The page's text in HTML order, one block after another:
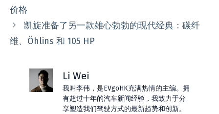
价格
凯旋准备了另一款雄心勃勃的现代经典：碳纤
维、Öhlins 和 105 HP
Li Wei
我叫李伟，是EVgoHK充满热情的主编。拥
有超过十年的汽车新闻经验，我致力于分
享塑造我们驾驶方式的最新趋势和创新。